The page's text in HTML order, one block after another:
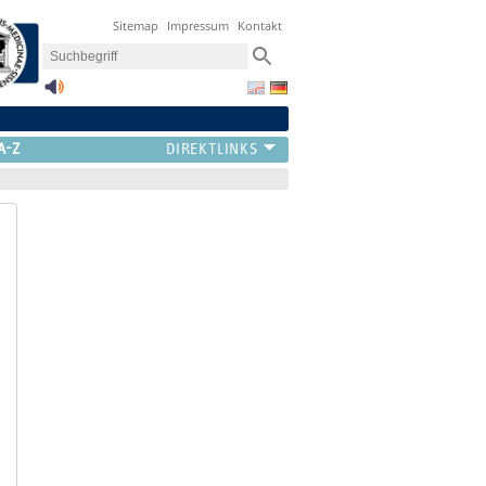
Sitemap Impressum Kontakt
Z